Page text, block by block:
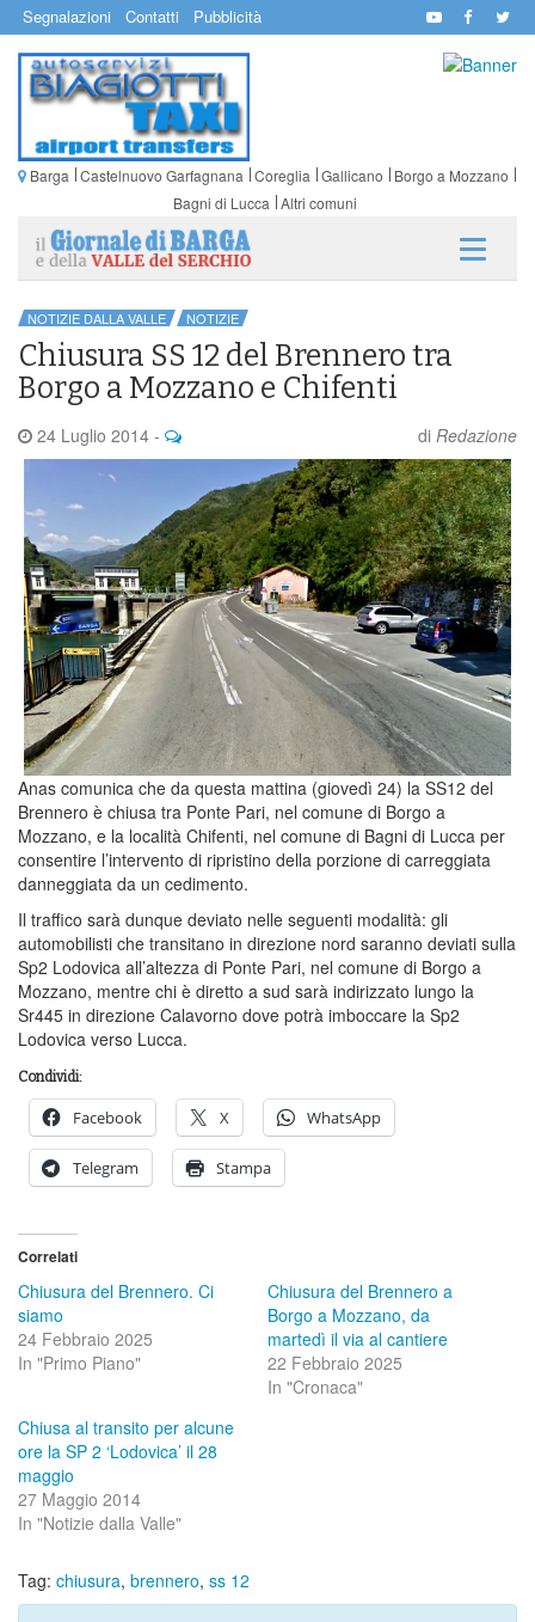
Segnalazioni Contatti Pubblicità
Barga Castelnuovo Garfagnana Coreglia Gallicano
Borgo a Mozzano
Bagni di Lucca Altri comuni
NOTIZIE DALLA VALLE NOTIZIE
Chiusura SS 12 del Brennero tra
Borgo a Mozzano e Chifenti
24 Luglio 2014 - di Redazione
Anas comunica che da questa mattina (giovedì 24) la SS12 del
Brennero è chiusa tra Ponte Pari, nel comune di Borgo a
Mozzano, e la località Chifenti, nel comune di Bagni di Lucca per
consentire l’intervento di ripristino della porzione di carreggiata
danneggiata da un cedimento.
Il traffico sarà dunque deviato nelle seguenti modalità: gli
automobilisti che transitano in direzione nord saranno deviati sulla
Sp2 Lodovica all’altezza di Ponte Pari, nel comune di Borgo a
Mozzano, mentre chi è diretto a sud sarà indirizzato lungo la
Sr445 in direzione Calavorno dove potrà imboccare la Sp2
Lodovica verso Lucca.
Condividi:
Facebook X WhatsApp
Telegram Stampa
Correlati
Chiusura del Brennero. Ci
siamo
24 Febbraio 2025
In "Primo Piano"
Chiusura del Brennero a
Borgo a Mozzano, da
martedì il via al cantiere
22 Febbraio 2025
In "Cronaca"
Chiusa al transito per alcune
ore la SP 2 ‘Lodovica’ il 28
maggio
27 Maggio 2014
In "Notizie dalla Valle"
Tag: chiusura, brennero, ss 12